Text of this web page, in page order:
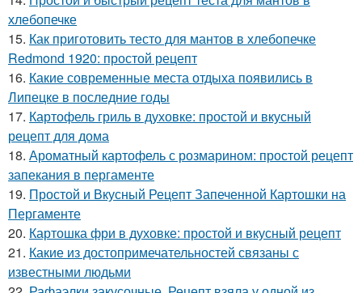
хлебопечке
15. Как приготовить тесто для мантов в хлебопечке
Redmond 1920: простой рецепт
16. Какие современные места отдыха появились в
Липецке в последние годы
17. Картофель гриль в духовке: простой и вкусный
рецепт для дома
18. Ароматный картофель с розмарином: простой рецепт
запекания в пергаменте
19. Простой и Вкусный Рецепт Запеченной Картошки на
Пергаменте
20. Картошка фри в духовке: простой и вкусный рецепт
21. Какие из достопримечательностей связаны с
известными людьми